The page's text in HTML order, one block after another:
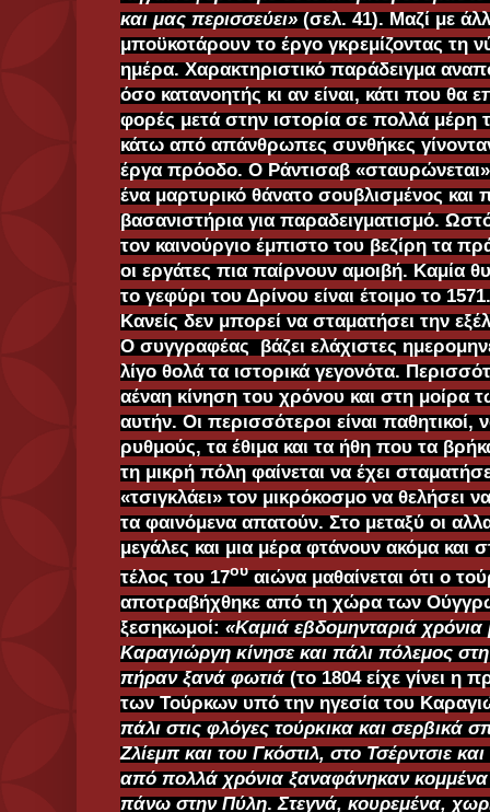
και μας περισσεύει» (σελ. 41). Μαζί με
μποϋκοτάρουν το έργο γκρεμίζοντας τη
ημέρα. Χαρακτηριστικό παράδειγμα
όσο κατανοητής κι αν είναι, κάτι που θα
φορές μετά στην ιστορία σε πολλά μέρη
κάτω από απάνθρωπες συνθήκες
έργα πρόοδο. Ο Ράντισαβ
ένα μαρτυρικό θάνατο σουβλισμένος
βασανιστήρια για παραδειγματισμό.
τον καινούργιο έμπιστο του βεζίρη τα
οι εργάτες πια παίρνουν αμοιβή. Καμία
το γεφύρι του Δρίνου είναι έτοιμο το 1571.
Κανείς δεν μπορεί να σταματήσει την
Ο συγγραφέας βάζει ελάχιστες
λίγο θολά τα ιστορικά γεγονότα.
αέναη κίνηση του χρόνου και στη μοίρα
αυτήν. Οι περισσότεροι είναι παθητικοί,
ρυθμούς, τα έθιμα και τα ήθη που τα
τη μικρή πόλη φαίνεται να έχει
«τσιγκλάει» τον μικρόκοσμο να θελήσει
τα φαινόμενα απατούν. Στο μεταξύ οι
μεγάλες και μια μέρα φτάνουν ακόμα και
τέλος του 17ουαιώνα μαθαίνεται ότι ο
αποτραβήχθηκε από τη χώρα των
ξεσηκωμοί:«Καμιά εβδομηνταριά
Καραγιώργη κίνησε και πάλι πόλεμος
πήραν ξανά φωτιά(το 1804 είχε γίνει η
των Τούρκων υπό την ηγεσία του
πάλι στις φλόγες τούρκικα και σερβικά
Ζλίεμπ και του Γκόστιλ, στο Τσέρντσιε
από πολλά χρόνια ξαναφάνηκαν
πάνω στην Πύλη.Στεγνά, κουρεμένα,